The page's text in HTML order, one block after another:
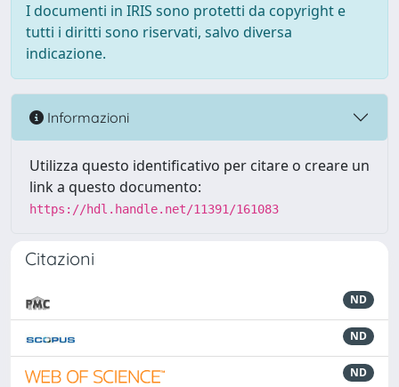
I documenti in IRIS sono protetti da copyright e
tutti i diritti sono riservati, salvo diversa
indicazione.
Informazioni
Utilizza questo identificativo per citare o creare un
link a questo documento:
https://hdl.handle.net/11391/161083
Citazioni
ND
ND
ND